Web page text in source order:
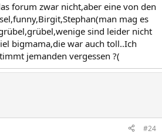
forum zwar nicht,aber eine von den
mag es
sind leider nicht
bigmama,die war auch toll..Ich
jemanden vergessen ?(
#24